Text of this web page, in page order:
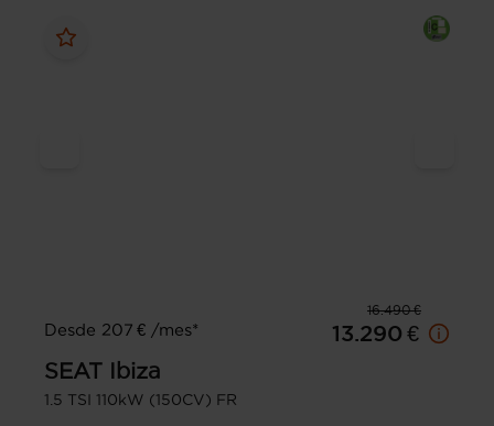
16.490 €
Desde 207 € /mes*
13.290 €
SEAT Ibiza
1.5 TSI 110kW (150CV) FR